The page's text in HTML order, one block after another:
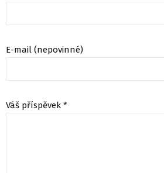
E-mail (nepovinné)
Váš příspěvek *